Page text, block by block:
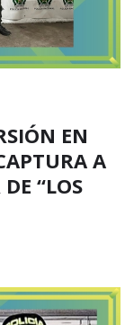
EN
A
“LOS